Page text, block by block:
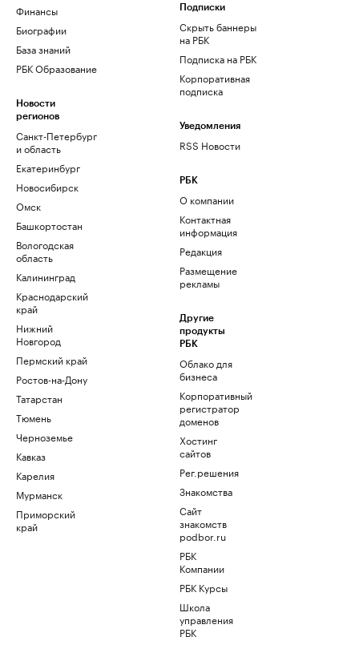
Финансы
Биографии
База знаний
РБК Образование
Новости
регионов
Санкт-Петербург
и область
Екатеринбург
Новосибирск
Омск
Башкортостан
Вологодская
область
Калининград
Краснодарский
край
Нижний
Новгород
Пермский край
Ростов-на-Дону
Татарстан
Тюмень
Черноземье
Кавказ
Карелия
Мурманск
Приморский
край
Подписки
Скрыть баннеры
на РБК
Подписка на РБК
Корпоративная
подписка
Уведомления
RSS Новости
РБК
О компании
Контактная
информация
Редакция
Размещение
рекламы
Другие
продукты
РБК
Облако для
бизнеса
Корпоративный
регистратор
доменов
Хостинг
сайтов
Рег.решения
Знакомства
Сайт
знакомств
podbor.ru
РБК
Компании
РБК Курсы
Школа
управления
РБК